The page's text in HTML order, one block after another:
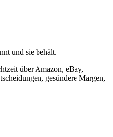
und sie behält.
über Amazon, eBay,
gesündere Margen,